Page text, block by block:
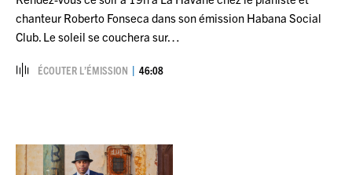
chanteur Roberto Fonseca dans son émission Habana Social
Club. Le soleil se couchera sur…
ÉCOUTER L’ÉMISSION 46:08